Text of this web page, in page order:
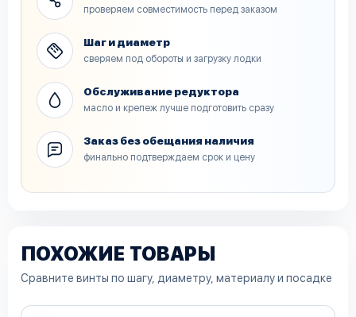
проверяем совместимость перед заказом
Шаг и диаметр
сверяем под обороты и загрузку лодки
Обслуживание редуктора
масло и крепеж лучше подготовить сразу
Заказ без обещания наличия
финально подтверждаем срок и цену
ПОХОЖИЕ ТОВАРЫ
Сравните винты по шагу, диаметру, материалу и посадке